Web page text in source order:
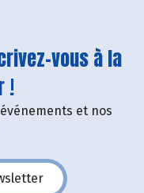
vous à la
!
et nos